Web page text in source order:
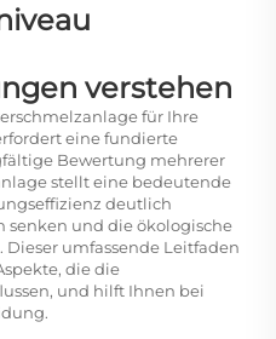
verstehen
für Ihre
eine fundierte
Bewertung mehrerer
stellt eine bedeutende
deutlich
senken und die ökologische
umfassende Leitfaden
die die
und hilft Ihnen bei